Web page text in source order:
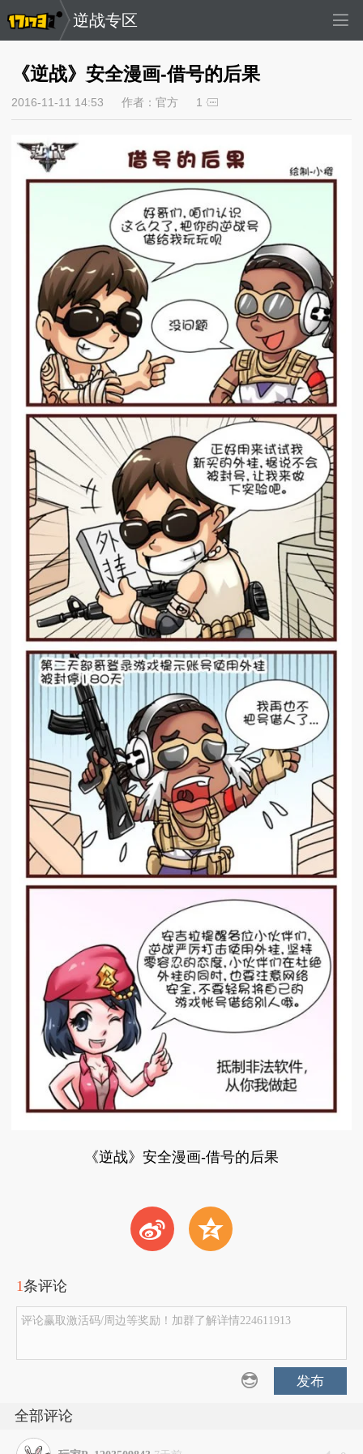
逆战专区
《逆战》安全漫画-借号的后果
2016-11-11 14:53 作者：官方 1
《逆战》安全漫画-借号的后果
t z
1条评论
评论赢取激活码/周边等奖励！加群了解详情224611913
发布
全部评论